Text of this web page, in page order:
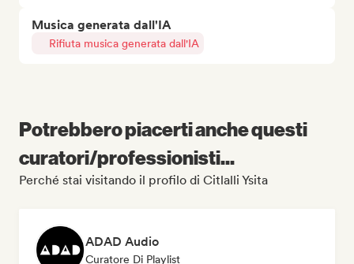
Musica generata dall'IA
Rifiuta musica generata dall'IA
Potrebbero piacerti anche questi
curatori/professionisti...
Perché stai visitando il profilo di Citlalli Ysita
ADAD Audio
Curatore Di Playlist